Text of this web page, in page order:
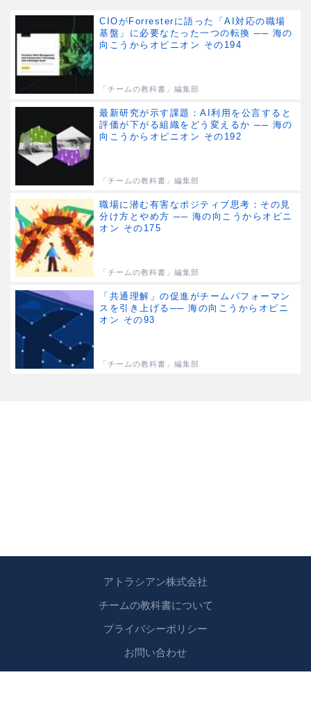
CIOがForresterに語った「AI対応の職場
基盤」に必要なたった一つの転換 ── 海の
向こうからオピニオン その194
「チームの教科書」編集部
最新研究が示す課題：AI利用を公言すると
評価が下がる組織をどう変えるか ── 海の
向こうからオピニオン その192
「チームの教科書」編集部
職場に潜む有害なポジティブ思考：その見
分け方とやめ方 ── 海の向こうからオピニ
オン その175
「チームの教科書」編集部
「共通理解」の促進がチームパフォーマン
スを引き上げる── 海の向こうからオピニ
オン その93
「チームの教科書」編集部
アトラシアン株式会社
チームの教科書について
プライバシーポリシー
お問い合わせ